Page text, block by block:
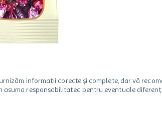
informații corecte și complete, dar vă
responsabilitatea pentru eventuale